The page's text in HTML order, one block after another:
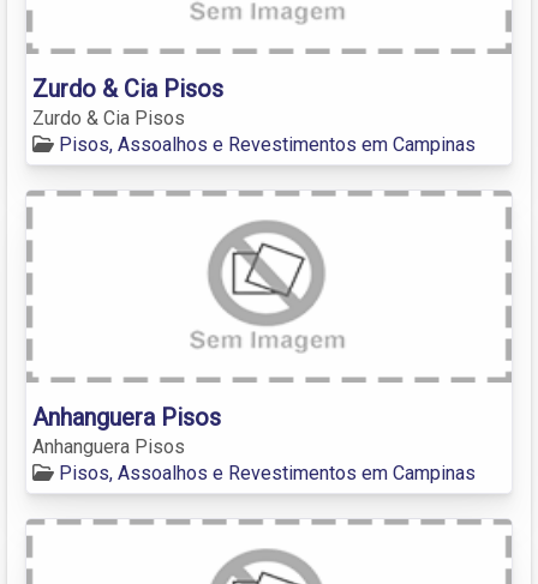
Zurdo & Cia Pisos
Zurdo & Cia Pisos
Pisos, Assoalhos e Revestimentos em Campinas
Anhanguera Pisos
Anhanguera Pisos
Pisos, Assoalhos e Revestimentos em Campinas